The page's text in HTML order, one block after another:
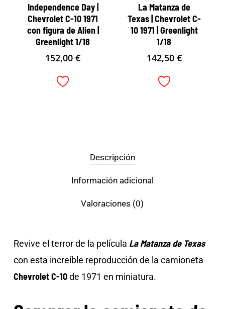
Independence Day |
Chevrolet C-10 1971
con figura de Alien |
Greenlight 1/18
152,00€
La Matanza de
Texas | Chevrolet C-
10 1971 | Greenlight
1/18
142,50 €
Descripción
Información adicional
Valoraciones (0)
Revive el terror de la película La Matanza de Texas
con esta increíble reproducción de la camioneta
Chevrolet C-10de 1971 en miniatura.